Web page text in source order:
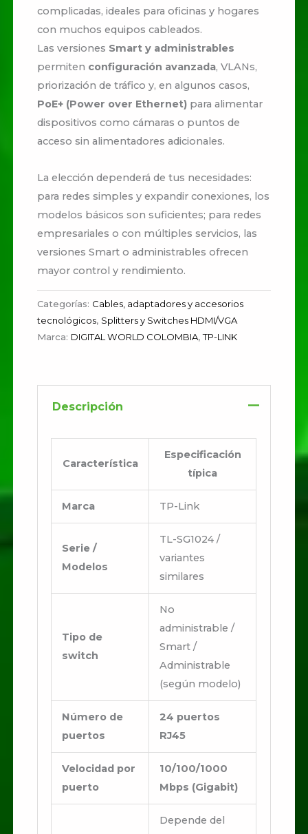
complicadas, ideales para oficinas y hogares
con muchos equipos cableados.
Las versiones Smart y administrables
permiten configuración avanzada, VLANs,
priorización de tráfico y, en algunos casos,
PoE+ (Power over Ethernet) para alimentar
dispositivos como cámaras o puntos de
acceso sin alimentadores adicionales.
La elección dependerá de tus necesidades:
para redes simples y expandir conexiones, los
modelos básicos son suficientes; para redes
empresariales o con múltiples servicios, las
versiones Smart o administrables ofrecen
mayor control y rendimiento.
Categorías: Cables, adaptadores y accesorios
tecnológicos, Splitters y Switches HDMI/VGA
Marca: DIGITAL WORLD COLOMBIA,TP-LINK
Descripción
Característica
Especificación
típica
Marca TP-Link
Serie /
Modelos
TL-SG1024 /
variantes
similares
Tipo de
switch
No
administrable /
Smart /
Administrable
(según modelo)
Número de
puertos
24 puertos
RJ45
Velocidad por
puerto
10/100/1000
Mbps (Gigabit)
Depende del